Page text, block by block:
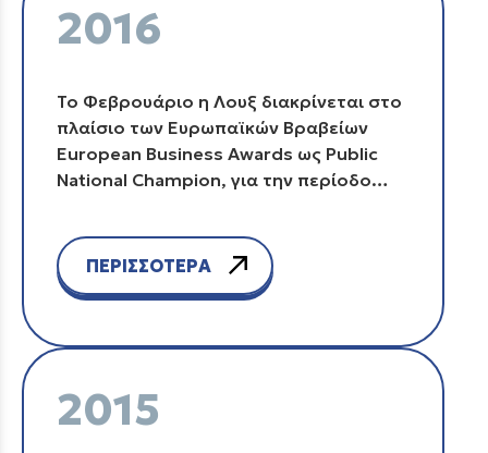
2016
Το Φεβρουάριο η Λουξ διακρίνεται στο
πλαίσιο των Ευρωπαϊκών Βραβείων
European Business Awards ως Public
National Champion, για την περίοδο
επιχειρήσεις.
ΠΕΡΙΣΣΟΤΕΡΑ
2015